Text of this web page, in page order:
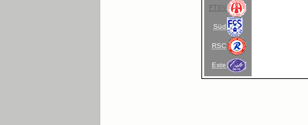
FTSV
Süd
RSC
Este